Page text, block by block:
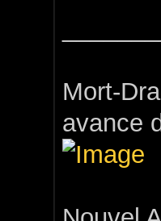
Mort-
avance